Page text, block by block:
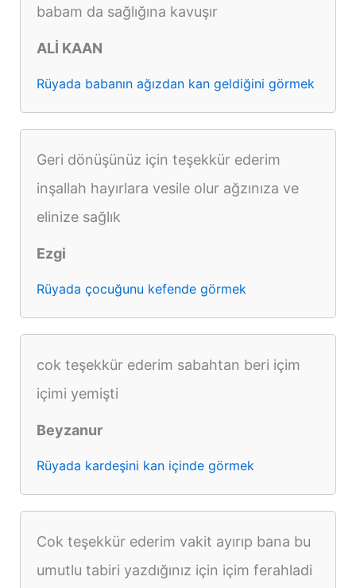
babam da sağlığına kavuşır
ALİ KAAN
Rüyada babanın ağızdan kan geldiğini görmek
Geri dönüşünüz için teşekkür ederim
inşallah hayırlara vesile olur ağzınıza ve
elinize sağlık
Ezgi
Rüyada çocuğunu kefende görmek
cok teşekkür ederim sabahtan beri içim
içimi yemişti
Beyzanur
Rüyada kardeşini kan içinde görmek
Cok teşekkür ederim vakit ayırıp bana bu
umutlu tabiri yazdığınız için içim ferahladi